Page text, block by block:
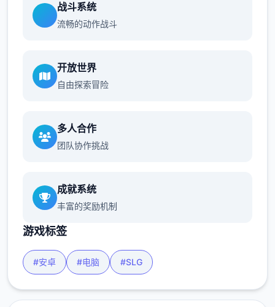
战斗系统
流畅的动作战斗
开放世界
自由探索冒险
多人合作
团队协作挑战
成就系统
丰富的奖励机制
游戏标签
#安卓 #电脑 #SLG